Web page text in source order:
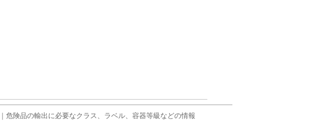
険品の輸出に必要なクラス、ラベル、容器等級などの情報